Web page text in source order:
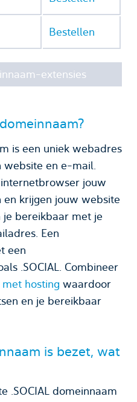
Bestellen
extensies
is een uniek webadres
en e-mail.
jouw
en krijgen jouw website
bereikbaar met je
Een
een
.SOCIAL. Combineer
hosting waardoor
en je bereikbaar
is bezet, wat
.SOCIAL domeinnaam